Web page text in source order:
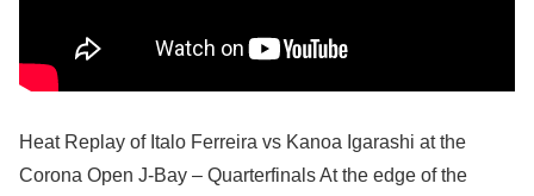
Heat Replay of Italo Ferreira vs Kanoa Igarashi at the
Corona Open J-Bay – Quarterfinals At the edge of the